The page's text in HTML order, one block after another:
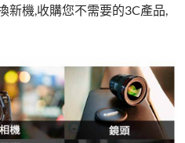
新機,收購您不需要的3C產品,